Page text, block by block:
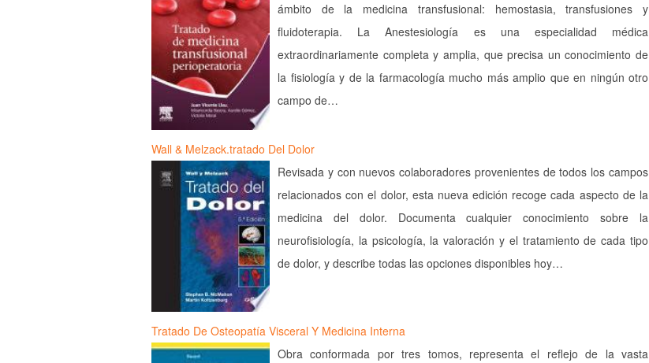
ámbito de la medicina transfusional: hemostasia, transfusiones y
fluidoterapia. La Anestesiología es una especialidad médica
extraordinariamente completa y amplia, que precisa un conocimiento de
la fisiología y de la farmacología mucho más amplio que en ningún otro
campo de…
Wall & Melzack.tratado Del Dolor
Revisada y con nuevos colaboradores provenientes de todos los campos
relacionados con el dolor, esta nueva edición recoge cada aspecto de la
medicina del dolor. Documenta cualquier conocimiento sobre la
neurofisiología, la psicología, la valoración y el tratamiento de cada tipo
de dolor, y describe todas las opciones disponibles hoy…
Tratado De Osteopatía Visceral Y Medicina Interna
Obra conformada por tres tomos, representa el reflejo de la vasta